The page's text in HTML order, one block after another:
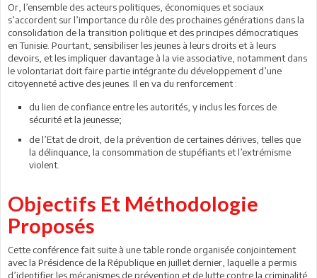
Or, l’ensemble des acteurs politiques, économiques et sociaux
s’accordent sur l’importance du rôle des prochaines générations dans la
consolidation de la transition politique et des principes démocratiques
en Tunisie. Pourtant, sensibiliser les jeunes à leurs droits et à leurs
devoirs, et les impliquer davantage à la vie associative, notamment dans
le volontariat doit faire partie intégrante du développement d’une
citoyenneté active des jeunes. Il en va du renforcement :
du lien de confiance entre les autorités, y inclus les forces de
sécurité et la jeunesse;
de l’Etat de droit, de la prévention de certaines dérives, telles que
la délinquance, la consommation de stupéfiants et l’extrémisme
violent.
Objectifs Et Méthodologie
Proposés
Cette conférence fait suite à une table ronde organisée conjointement
avec la Présidence de la République en juillet dernier, laquelle a permis
d’identifier les mécanismes de prévention et de lutte contre la criminalité